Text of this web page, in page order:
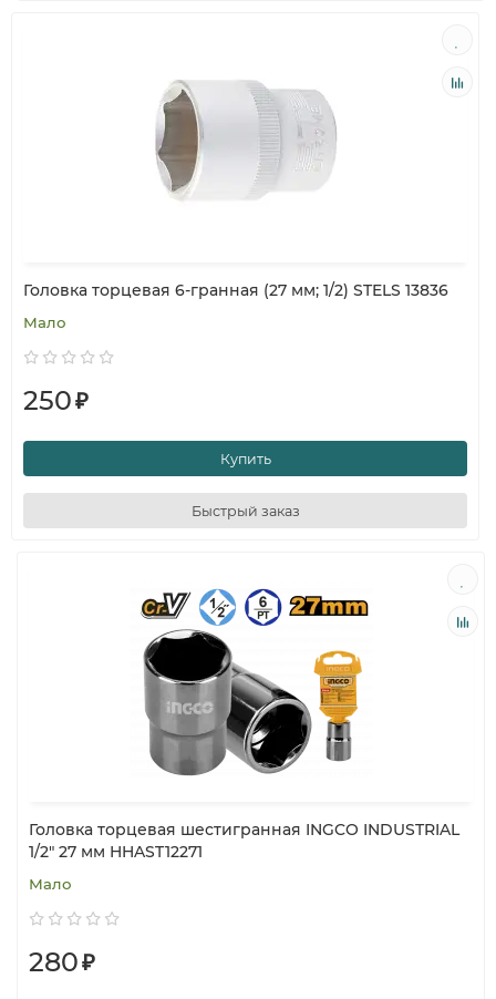
Головка торцевая 6-гранная (27 мм; 1/2) STELS 13836
Мало
250₽
Купить
Быстрый заказ
Головка торцевая шестигранная INGCO INDUSTRIAL
1/2" 27 мм HHAST12271
Мало
280₽